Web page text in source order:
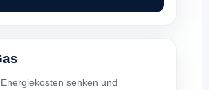
Energiekosten senken und